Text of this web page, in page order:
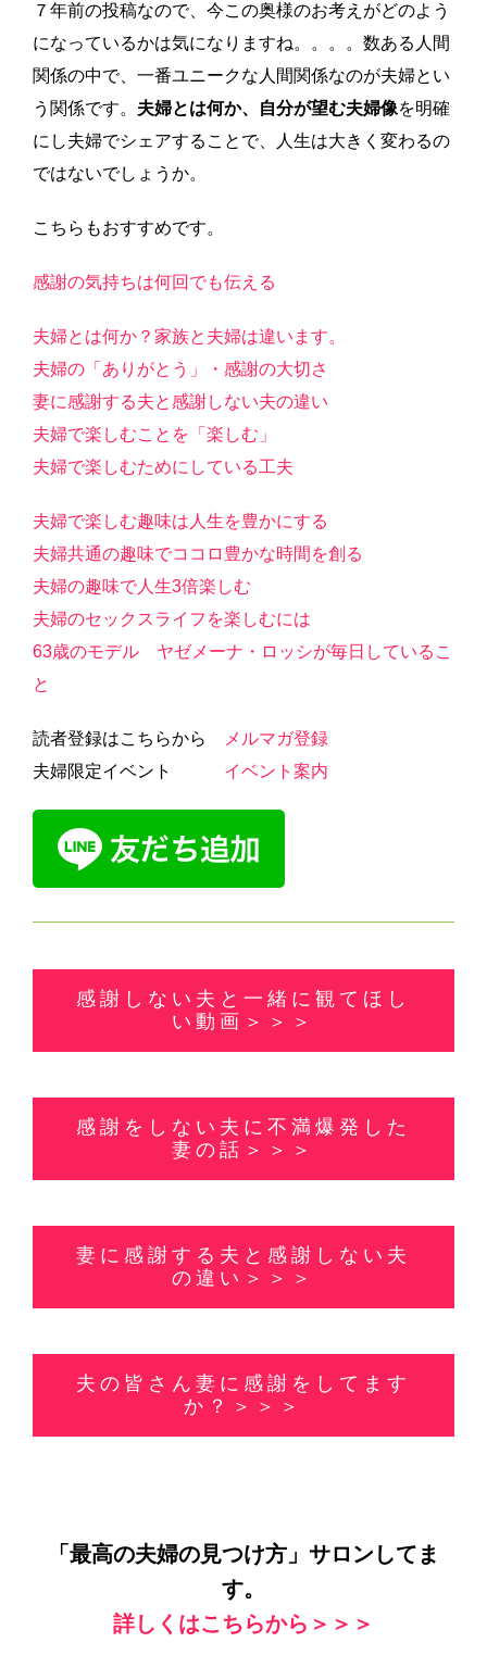
７年前の投稿なので、今この奥様のお考えがどのよう
になっているかは気になりますね。。。。数ある人間
関係の中で、一番ユニークな人間関係なのが夫婦とい
う関係です。 夫婦とは何か、自分が望む夫婦像を明確
にし夫婦でシェアすることで、人生は大きく変わるの
ではないでしょうか。
こちらもおすすめです。
感謝の気持ちは何回でも伝える
夫婦とは何か？家族と夫婦は違います。
夫婦の「ありがとう」・感謝の大切さ
妻に感謝する夫と感謝しない夫の違い
夫婦で楽しむことを「楽しむ」
夫婦で楽しむためにしている工夫
夫婦で楽しむ趣味は人生を豊かにする
夫婦共通の趣味でココロ豊かな時間を創る
夫婦の趣味で人生3倍楽しむ
夫婦のセックスライフを楽しむには
63歳のモデル ヤゼメーナ・ロッシが毎日しているこ
と
読者登録はこちらから
メルマガ登録
夫婦限定イベント イベント案内
感謝しない夫と一緒に観てほし
い動画＞＞＞
感謝をしない夫に不満爆発した
妻の話＞＞＞
妻に感謝する夫と感謝しない夫
の違い＞＞＞
夫の皆さん妻に感謝をしてます
か？＞＞＞
「最高の夫婦の見つけ方」サロンしてま
す。
詳しくはこちらから＞＞＞